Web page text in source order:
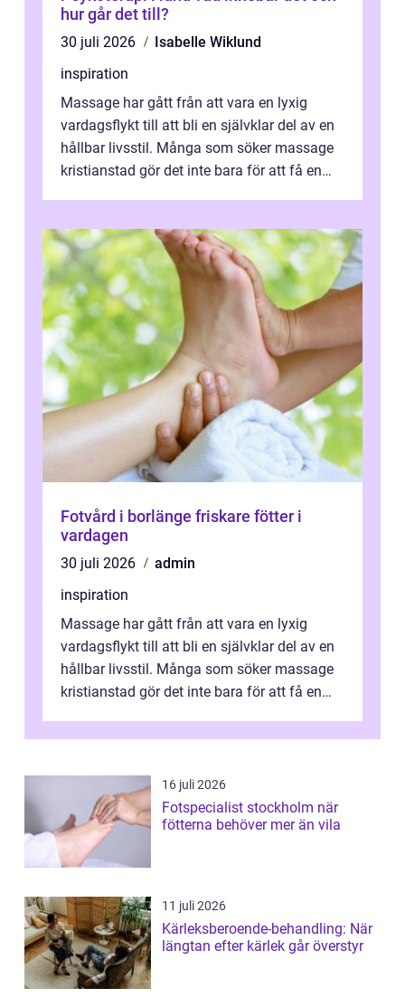
hur går det till?
30 juli 2026
Isabelle Wiklund
inspiration
Massage har gått från att vara en lyxig
vardagsflykt till att bli en självklar del av en
hållbar livsstil. Många som söker massage
kristianstad gör det inte bara för att få en
Fotvård i borlänge friskare fötter i
vardagen
30 juli 2026
admin
inspiration
Massage har gått från att vara en lyxig
vardagsflykt till att bli en självklar del av en
hållbar livsstil. Många som söker massage
kristianstad gör det inte bara för att få en
16 juli 2026
Fotspecialist stockholm när
fötterna behöver mer än vila
11 juli 2026
Kärleksberoende-behandling: När
längtan efter kärlek går överstyr